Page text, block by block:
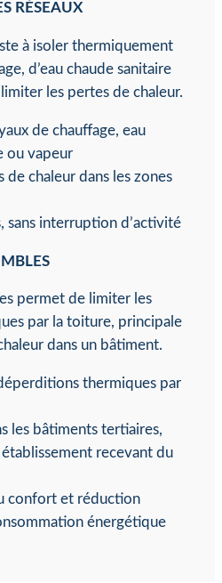
RÉSEAUX
à isoler thermiquement
d’eau chaude sanitaire
les pertes de chaleur.
de chauffage, eau
ou vapeur
de chaleur dans les zones
sans interruption d’activité
permet de limiter les
par la toiture, principale
dans un bâtiment.
thermiques par
les bâtiments tertiaires,
recevant du
confort et réduction
énergétique